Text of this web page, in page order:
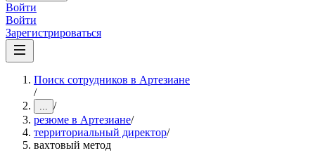
Войти
Войти
Зарегистрироваться
Поиск сотрудников в Артезиане
/
... /
резюме в Артезиане/
территориальный директор/
вахтовый метод